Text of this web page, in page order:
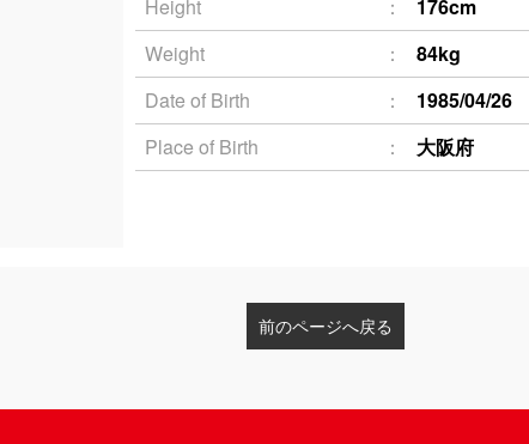
Height
176cm
Weight
84kg
Date of Birth
1985/04/26
Place of Birth
大阪府
前のページへ戻る